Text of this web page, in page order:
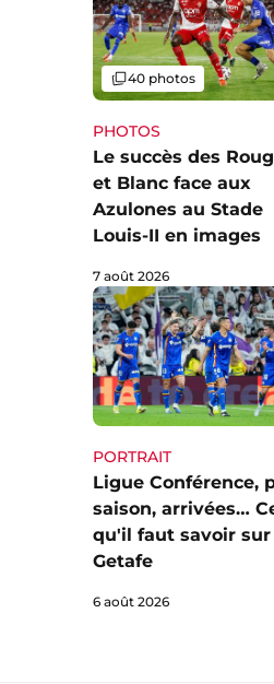
PHOTOS
Le succès des
et Blanc face aux
Azulones au Stade
Louis-II en images
Galerie
40 photos
7 août 2026
PORTRAIT
Ligue Conférence,
saison, arrivées…
qu'il faut savoir sur
Getafe
6 août 2026